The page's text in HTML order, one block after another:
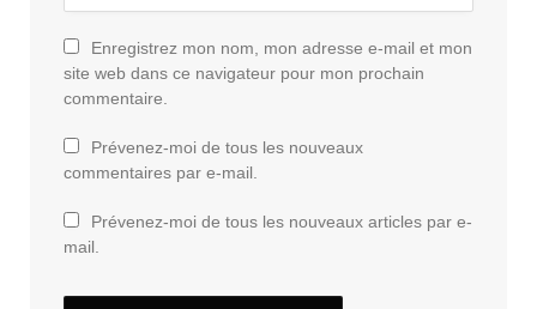
Enregistrez mon nom, mon adresse e-mail et mon
site web dans ce navigateur pour mon prochain
commentaire.
Prévenez-moi de tous les nouveaux
commentaires par e-mail.
Prévenez-moi de tous les nouveaux articles par e-
mail.